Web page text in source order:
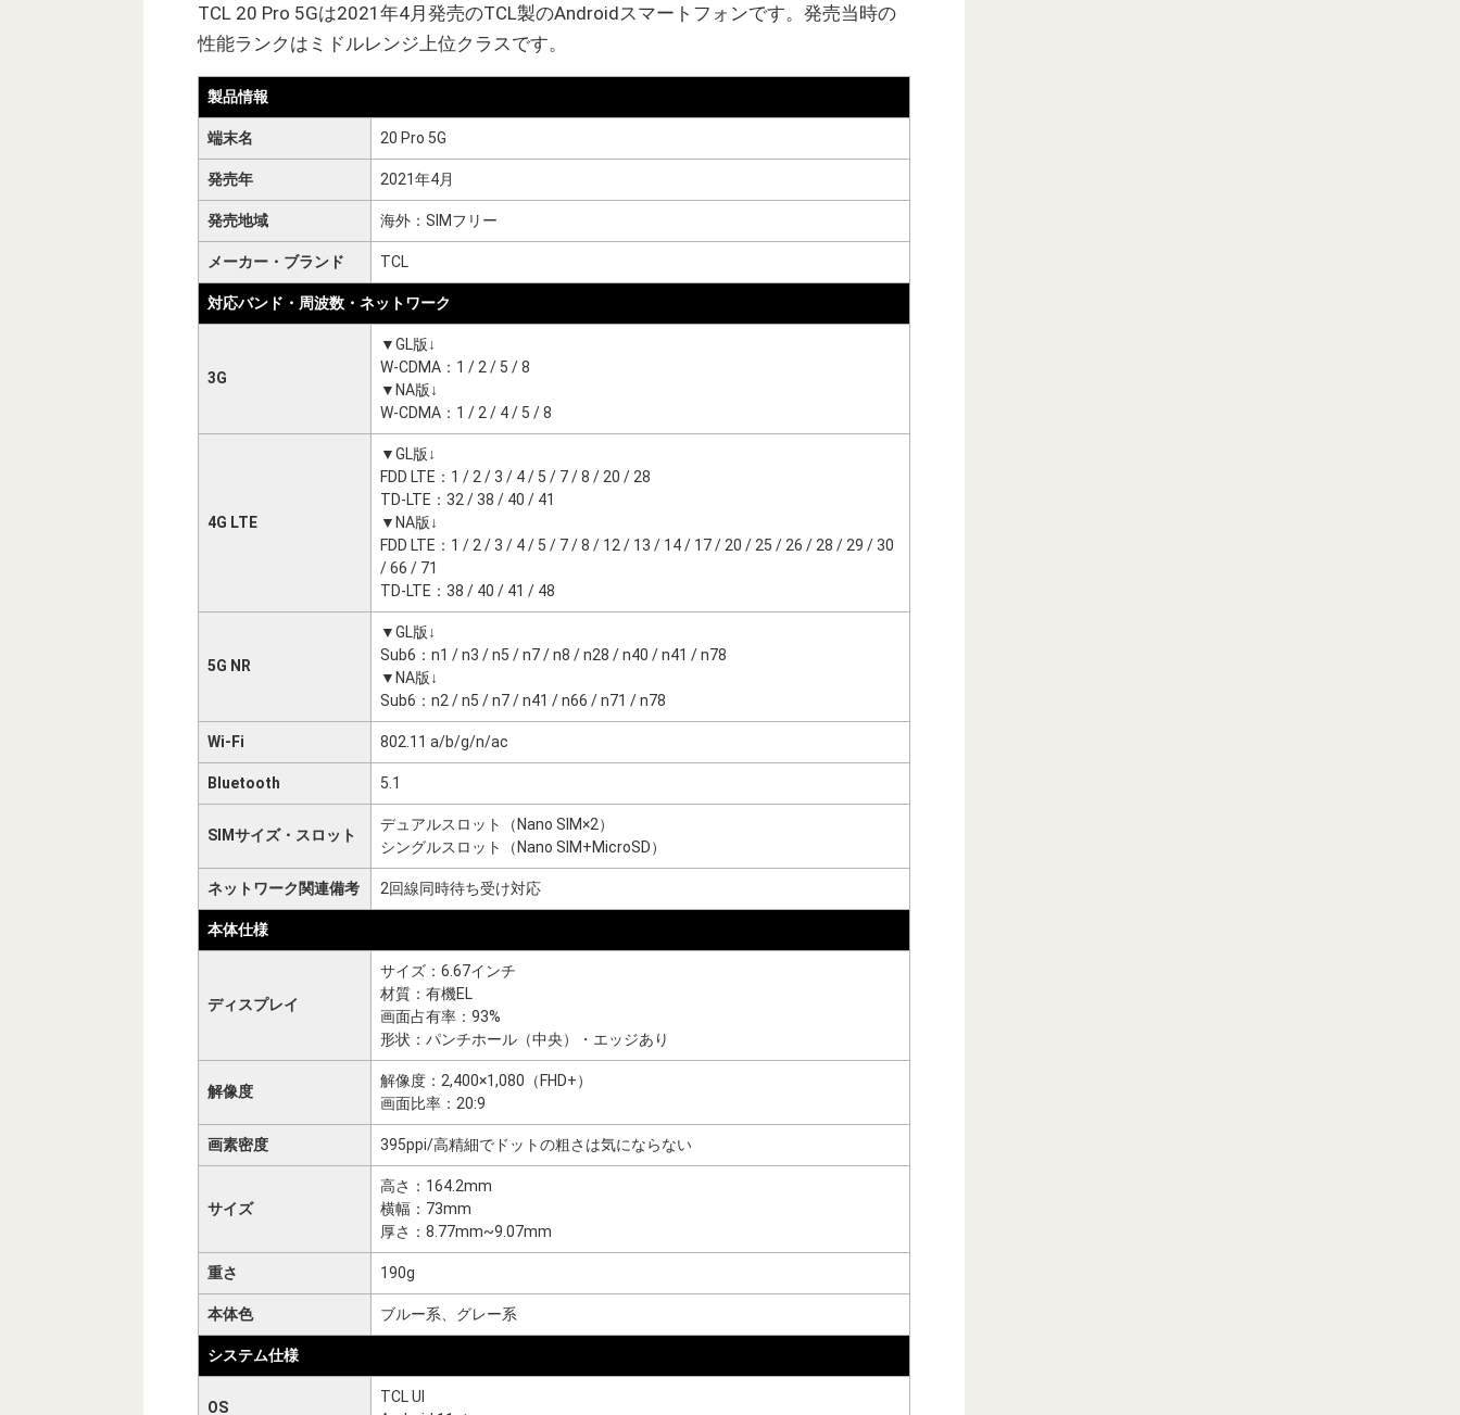
TCL 20 Pro 5Gは2021年4月発売のTCL製のAndroidスマートフォンです。発売当時の
性能ランクはミドルレンジ上位クラスです。
製品情報
端末名 20 Pro 5G
発売年 2021年4月
発売地域 海外：SIMフリー
メーカー・ブランド TCL
対応バンド・周波数・ネットワーク
3G
▼GL版↓
W-CDMA：1 / 2 / 5 / 8
▼NA版↓
W-CDMA：1 / 2 / 4 / 5 / 8
4G LTE
▼GL版↓
FDD LTE：1 / 2 / 3 / 4 / 5 / 7 / 8 / 20 / 28
TD-LTE：32 / 38 / 40 / 41
▼NA版↓
FDD LTE：1 / 2 / 3 / 4 / 5 / 7 / 8 / 12 / 13 / 14 / 17 / 20 / 25 / 26 / 28 / 29 / 30
/ 66 / 71
TD-LTE：38 / 40 / 41 / 48
5G NR
▼GL版↓
Sub6：n1 / n3 / n5 / n7 / n8 / n28 / n40 / n41 / n78
▼NA版↓
Sub6：n2 / n5 / n7 / n41 / n66 / n71 / n78
Wi-Fi 802.11 a/b/g/n/ac
Bluetooth 5.1
SIMサイズ・スロット
デュアルスロット（Nano SIM×2）
シングルスロット（Nano SIM+MicroSD）
ネットワーク関連備考 2回線同時待ち受け対応
本体仕様
ディスプレイ
サイズ：6.67インチ
材質：有機EL
画面占有率：93%
形状：パンチホール（中央）・エッジあり
解像度
解像度：2,400×1,080（FHD+）
画面比率：20:9
画素密度 395ppi/高精細でドットの粗さは気にならない
サイズ
高さ：164.2mm
横幅：73mm
厚さ：8.77mm~9.07mm
重さ 190g
本体色 ブルー系、グレー系
システム仕様
OS
TCL UI